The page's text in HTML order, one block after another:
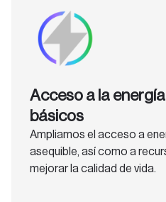
Acceso a la
básicos
Ampliamos el acceso a
asequible, así como a
mejorar la calidad de vida.